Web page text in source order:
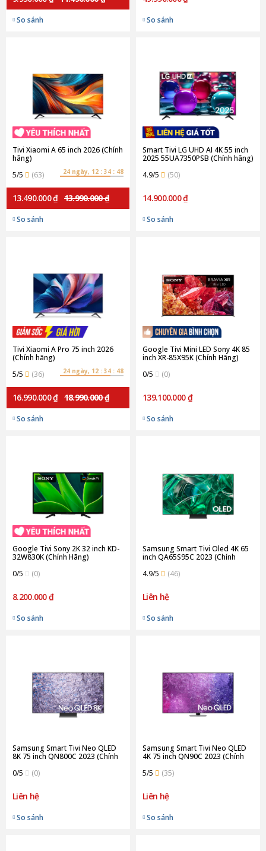
So sánh So sánh
Tivi Xiaomi A 65 inch 2026 (Chính
hãng)
5/5
(63) 24 ngày, 12 : 34 : 48
13.490.000 ₫ 13.990.000 ₫
So sánh
Smart Tivi LG UHD AI 4K 55 inch
2025 55UA7350PSB (Chính hãng)
4.9/5
(50)
14.900.000 ₫
So sánh
Tivi Xiaomi A Pro 75 inch 2026
(Chính hãng)
5/5
(36) 24 ngày, 12 : 34 : 48
16.990.000 ₫ 18.990.000 ₫
So sánh
Google Tivi Mini LED Sony 4K 85
inch XR-85X95K (Chính Hãng)
0/5
(0)
139.100.000 ₫
So sánh
Google Tivi Sony 2K 32 inch KD-
32W830K (Chính Hãng)
0/5
(0)
8.200.000 ₫
So sánh
Samsung Smart Tivi Oled 4K 65
inch QA65S95C 2023 (Chính
4.9/5
(46)
Liên hệ
So sánh
Samsung Smart Tivi Neo QLED
8K 75 inch QN800C 2023 (Chính
0/5
(0)
Liên hệ
So sánh
Samsung Smart Tivi Neo QLED
4K 75 inch QN90C 2023 (Chính
5/5
(35)
Liên hệ
So sánh